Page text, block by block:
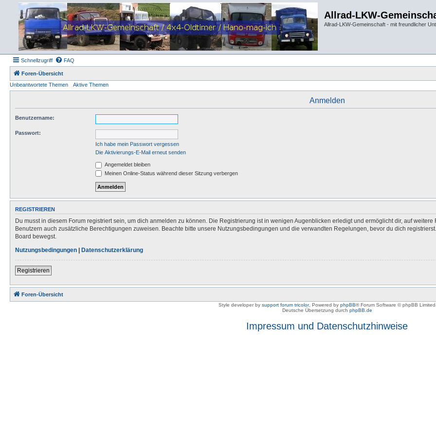
Allrad-LKW-
Allrad-LKW-Gemeinschaft - mit freundlicher
Schnellzugriff FAQ
Foren-Übersicht
Unbeantwortete Themen
Aktive Themen
Anmelden
Benutzername:
Passwort:
Ich habe mein Passwort vergessen
Die Aktivierungs-E-Mail erneut senden
Angemeldet bleiben
Meinen Online-Status während dieser Sitzung verbergen
REGISTRIEREN
Du musst in diesem Forum registriert sein, um dich anmelden zu können. Die Registrierung ist in wenigen Augenblicken erledigt und ermöglicht dir, auf
Benutzern auch zusätzliche Berechtigungen zuweisen. Beachte bitte unsere Nutzungsbedingungen und die verwandten Regelungen, bevor du dich
Board bewegst.
Nutzungsbedingungen | Datenschutzerklärung
Registrieren
Foren-Übersicht
Style developer by support forum tricolor, Powered by phpBB® Forum Software © phpBB Limited
Deutsche Übersetzung durch phpBB.de
Impressum und Datenschutzhinweise